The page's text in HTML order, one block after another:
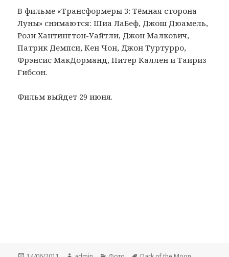
В фильме «Трансформеры 3: Тёмная сторона
Луны» снимаются: Шиа ЛаБеф, Джош Дюамель,
Рози Хантингтон-Уайтли, Джон Малкович,
Патрик Демпси, Кен Чон, Джон Туртурро,
Фрэнсис МакДорманд, Питер Каллен и Тайриз
Гибсон.
Фильм выйдет 29 июня.